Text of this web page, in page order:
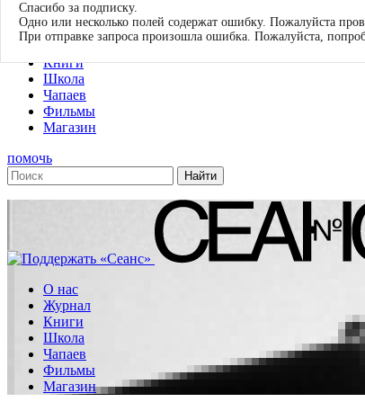
О нас
Журнал
Книги
Школа
Чапаев
Фильмы
Магазин
помочь
О нас
Журнал
Книги
Школа
Чапаев
Фильмы
Магазин
Спасибо за подписку.
Одно или несколько полей содержат ошибку. Пожалуйста
При отправке запроса произошла ошибка. Пожалуйста,